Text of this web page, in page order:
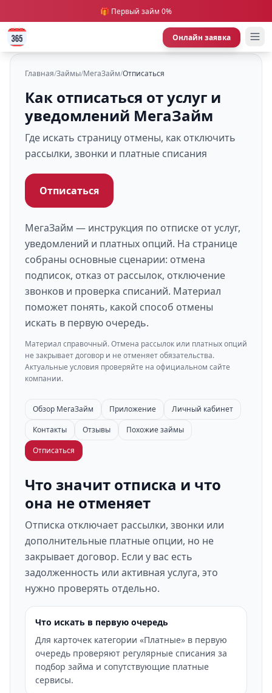
🎁 Первый займ 0%
Онлайн заявка
Главная/Займы/МегаЗайм/Отписаться
Как отписаться от услуг и
уведомлений МегаЗайм
Где искать страницу отмены, как отключить
рассылки, звонки и платные списания
Отписаться
МегаЗайм — инструкция по отписке от услуг,
уведомлений и платных опций. На странице
собраны основные сценарии: отмена
подписок, отказ от рассылок, отключение
звонков и проверка списаний. Материал
поможет понять, какой способ отмены
искать в первую очередь.
Материал справочный. Отмена рассылок или платных опций
не закрывает договор и не отменяет обязательства.
Актуальные условия проверяйте на официальном сайте
компании.
Обзор МегаЗайм Приложение
Личный кабинет
Контакты
Отзывы
Похожие займы
Отписаться
Что значит отписка и что
она не отменяет
Отписка отключает рассылки, звонки или
дополнительные платные опции, но не
закрывает договор. Если у вас есть
задолженность или активная услуга, это
нужно проверять отдельно.
Что искать в первую очередь
Для карточек категории «Платные» в первую
очередь проверяют регулярные списания за
подбор займа и сопутствующие платные
сервисы.